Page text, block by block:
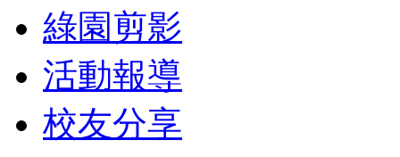
綠園剪影
活動報導
校友分享